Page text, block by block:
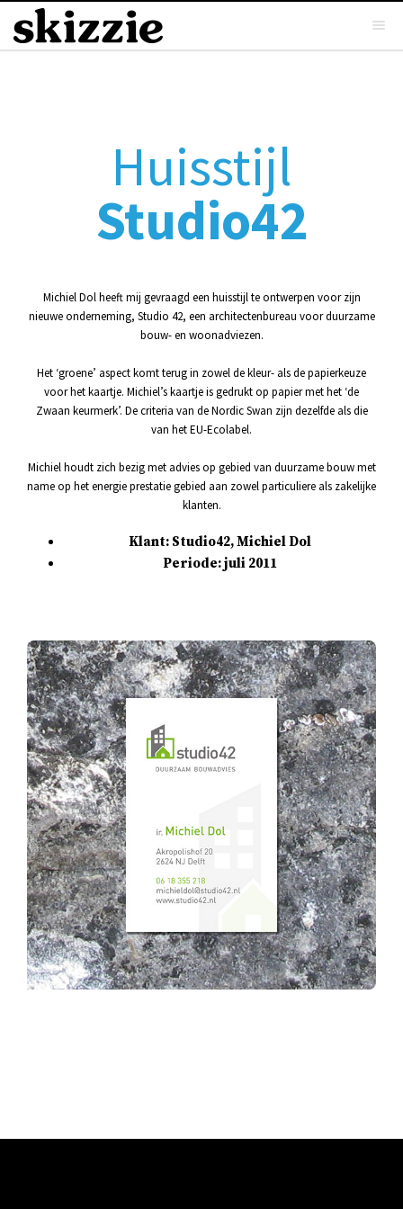
Huisstijl
Studio42
Michiel Dol heeft mij gevraagd een huisstijl te ontwerpen voor zijn
nieuwe onderneming, Studio 42, een architectenbureau voor duurzame
bouw- en woonadviezen.
Het ‘groene’ aspect komt terug in zowel de kleur- als de papierkeuze
voor het kaartje. Michiel’s kaartje is gedrukt op papier met het ‘de
Zwaan keurmerk’. De criteria van de Nordic Swan zijn dezelfde als die
van het EU-Ecolabel.
Michiel houdt zich bezig met advies op gebied van duurzame bouw met
name op het energie prestatie gebied aan zowel particuliere als zakelijke
klanten.
Klant: Studio42, Michiel Dol
Periode: juli 2011